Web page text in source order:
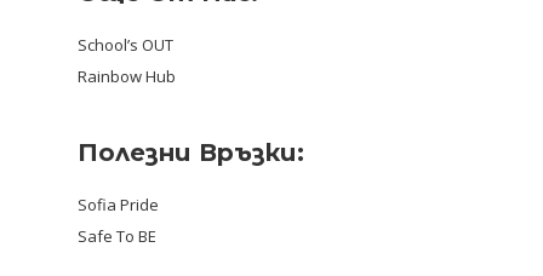
School’s OUT
Rainbow Hub
Полезни Връзки:
Sofia Pride
Safe To BE